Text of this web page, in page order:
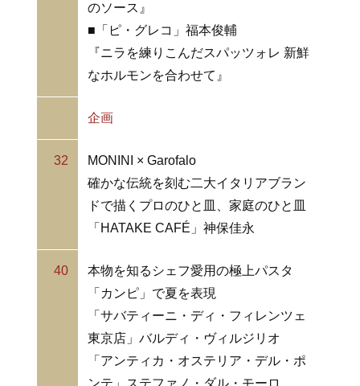
のソース』
■「ピ・グレコ」福本俊輔
『ニラを練りこんだスパッツォレ 新鮮
なホルモンを合わせて』
企画
32
MONINI × Garofalo
確かな伝統を刻む二大イタリアブラン
ドで描くプロのひと皿、家庭のひと皿
「HATAKE CAFÉ」神保佳永
40
本物を知るシェフ愛用の極上パスタ
「カンピ」で夏を表現
「サバティーニ・ディ・フィレンツェ
東京店」バルディ・ヴィルジリオ
「アンティカ・オステリア・デル・ポ
ンテ」ステファノ・ダル・モーロ